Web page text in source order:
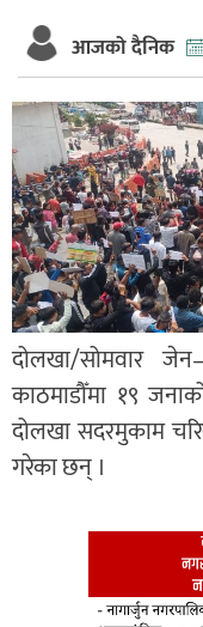
आजको दैनिक
दोलखा/सोमवार
काठमाडौँमा १९
दोलखा सदरमुकाम
गरेका छन् ।